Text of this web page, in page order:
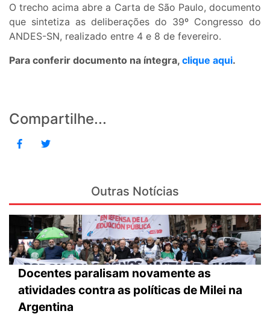
O trecho acima abre a Carta de São Paulo, documento
que sintetiza as deliberações do 39º Congresso do
ANDES-SN, realizado entre 4 e 8 de fevereiro.
Para conferir documento na íntegra, clique aqui.
Compartilhe...
Outras Notícias
Docentes paralisam novamente as
atividades contra as políticas de Milei na
Argentina